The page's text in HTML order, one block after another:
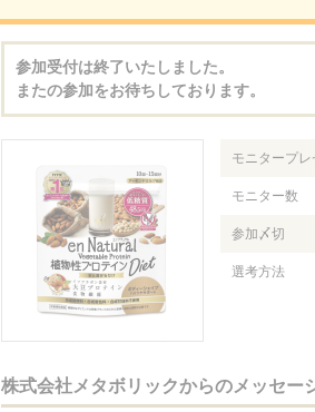
参加受付は終了いたしました。
またの参加をお待ちしております。
モニタープレ
モニター数
参加〆切
選考方法
株式会社メタボリックからのメッセー